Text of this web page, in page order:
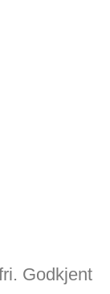
Godkjent